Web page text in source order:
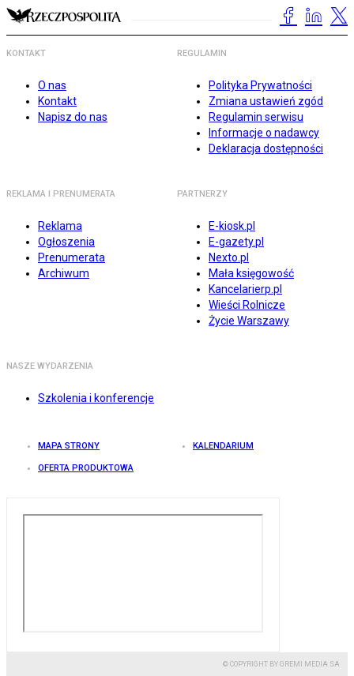
KONTAKT
O nas
Kontakt
Napisz do nas
REGULAMIN
Polityka Prywatności
Zmiana ustawień zgód
Regulamin serwisu
Informacje o nadawcy
Deklaracja dostępności
REKLAMA I PRENUMERATA
Reklama
Ogłoszenia
Prenumerata
Archiwum
PARTNERZY
E-kiosk.pl
E-gazety.pl
Nexto.pl
Mała księgowość
Kancelarierp.pl
Wieści Rolnicze
Życie Warszawy
NASZE WYDARZENIA
Szkolenia i konferencje
MAPA STRONY KALENDARIUM
OFERTA PRODUKTOWA
© COPYRIGHT BY GREMI MEDIA SA